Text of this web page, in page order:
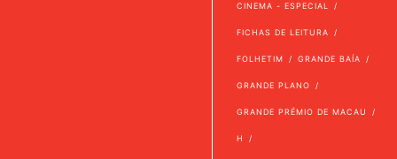
CINEMA - ESPECIAL
FICHAS DE LEITURA
FOLHETIM GRANDE BAÍA
GRANDE PLANO
GRANDE PRÉMIO DE MACAU
H